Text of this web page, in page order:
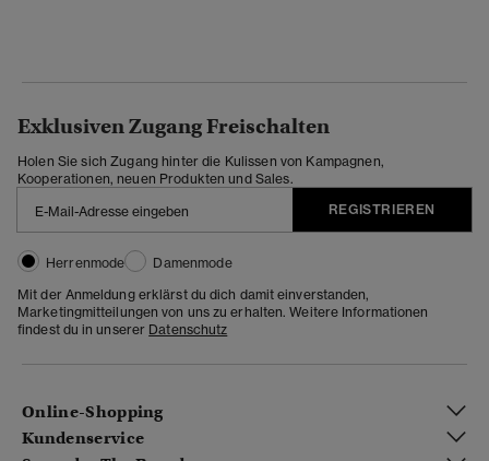
Exklusiven Zugang Freischalten
Holen Sie sich Zugang hinter die Kulissen von Kampagnen,
Kooperationen, neuen Produkten und Sales.
REGISTRIEREN
Herrenmode
Damenmode
Mit der Anmeldung erklärst du dich damit einverstanden,
Marketingmitteilungen von uns zu erhalten. Weitere Informationen
findest du in unserer Datenschutz
Online-Shopping
Kundenservice